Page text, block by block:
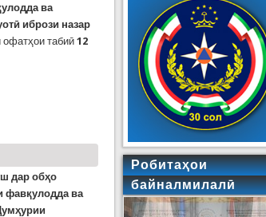
ва
ибрози назар
офатҳои табиӣ12
дар обҳо
фавқулодда ва
Робитаҳои
байналмилалӣ